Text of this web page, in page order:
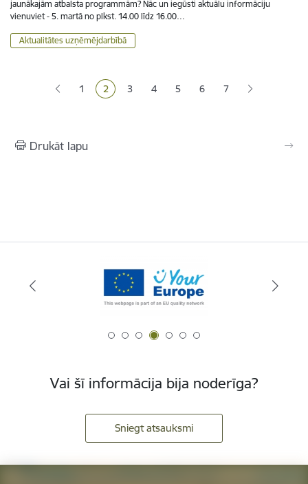
jaunākajām atbalsta programmām? Nāc un iegūsti aktuālu informāciju
vienuviet - 5. martā no plkst. 14.00 līdz 16.00…
Aktualitātes uzņēmējdarbībā
Lapa
1 Pašreizējā lapa
2 Lapa
3 Lapa
4 Lapa
5 Lapa
6 7
Drukāt lapu
Vai šī informācija bija noderīga?
Sniegt atsauksmi